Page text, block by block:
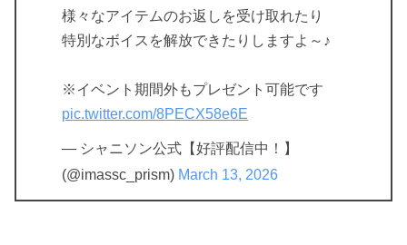
様々なアイテムのお返しを受け取れたり
特別なボイスを解放できたりしますよ～♪
※イベント期間外もプレゼント可能です
pic.twitter.com/8PECX58e6E
— シャニソン公式【好評配信中！】
(@imassc_prism) March 13, 2026